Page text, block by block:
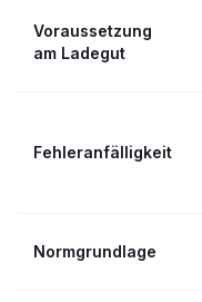
Voraussetzung
am Ladegut
Fehleranfälligkeit
Normgrundlage